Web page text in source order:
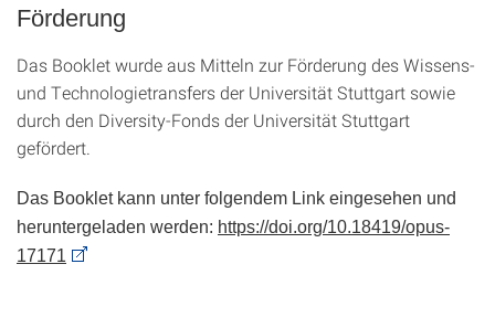
Förderung
Das Booklet wurde aus Mitteln zur Förderung des Wissens-
und Technologietransfers der Universität Stuttgart sowie
durch den Diversity-Fonds der Universität Stuttgart
gefördert.
Das Booklet kann unter folgendem Link eingesehen und
heruntergeladen werden: https://doi.org/10.18419/opus-
17171